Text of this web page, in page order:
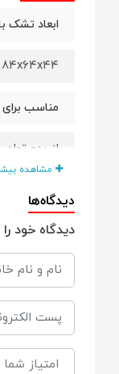
ابعاد تشک
۸۴x۶۴x۴۴ سانتی‌ متر
مناسب برای
از بدو تولد
جنس
پارچه
سایر
نشکن و
مشاهده
دیدگاه‌ها
دیدگاه خود